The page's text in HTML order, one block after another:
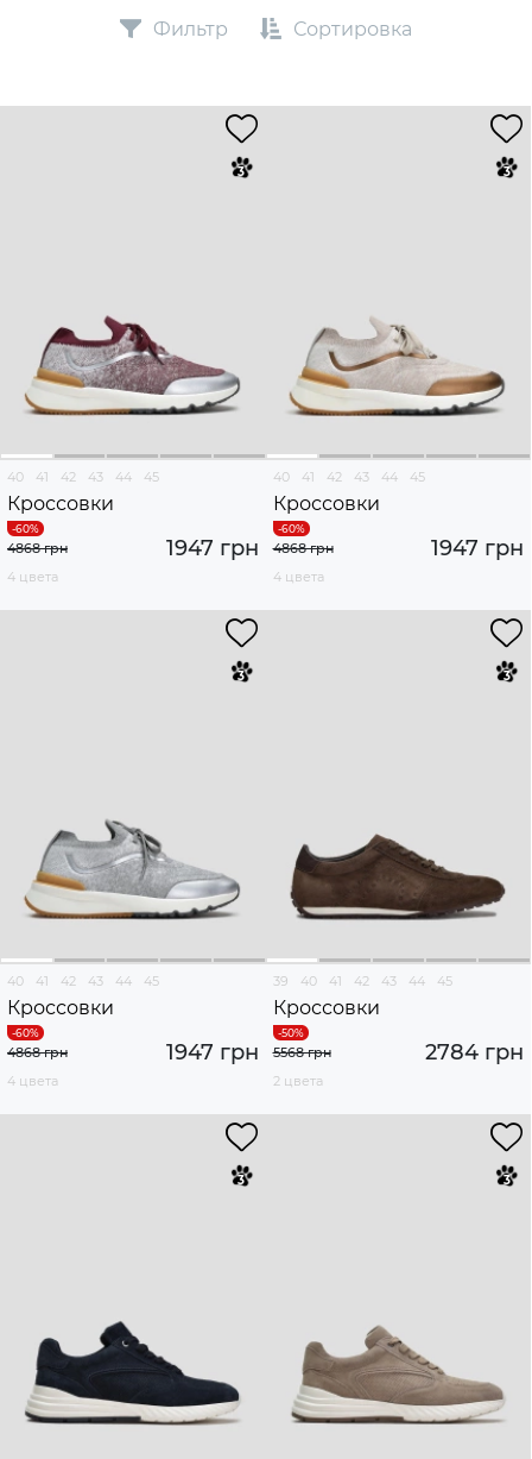
Фильтр Сортировка
40 41 42 43 44 45
Кроссовки
1947 грн
4868 грн
4 цвета
40 41 42 43 44 45
Кроссовки
1947 грн
4868 грн
4 цвета
40 41 42 43 44 45
Кроссовки
1947 грн
4868 грн
4 цвета
39 40 41 42 43 44 45
Кроссовки
2784 грн
5568 грн
2 цвета